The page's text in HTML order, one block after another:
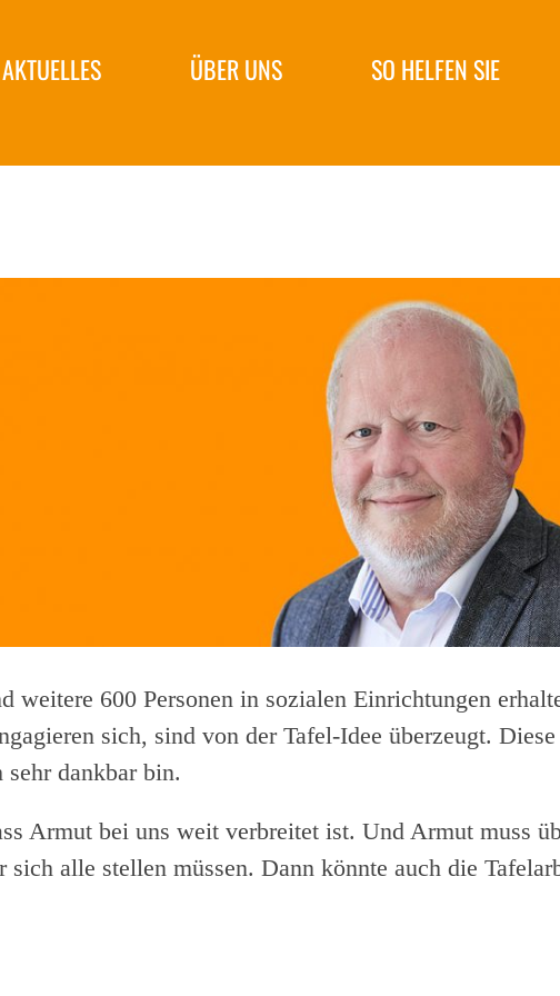
AKTUELLES ÜBER UNS SO HELFEN SIE
weitere 600 Personen in sozialen Einrichtungen
sich, sind von der Tafel-Idee überzeugt.
dankbar bin.
Armut bei uns weit verbreitet ist. Und Armut muss
sich alle stellen müssen. Dann könnte auch die